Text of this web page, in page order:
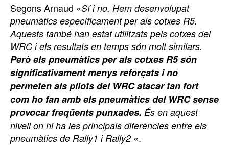
Segons Arnaud «Sí i no. Hem desenvolupat
pneumàtics específicament per als cotxes R5.
Aquests també han estat utilitzats pels cotxes del
WRC i els resultats en temps són molt similars.
Però els pneumàtics per als cotxes R5 són
significativament menys reforçats i no
permeten als pilots del WRC atacar tan fort
com ho fan amb els pneumàtics del WRC sense
provocar freqüents punxades. És en aquest
nivell on hi ha les principals diferències entre els
pneumàtics de Rally1 i Rally2«.